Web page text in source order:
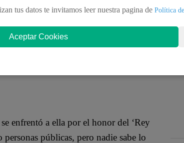
está junto a una chibola y
enfrentó a ella por el honor del ‘Rey
públicas, pero nadie sabe lo
tus datos te invitamos leer nuestra pagina de Política
Aceptar Cookies